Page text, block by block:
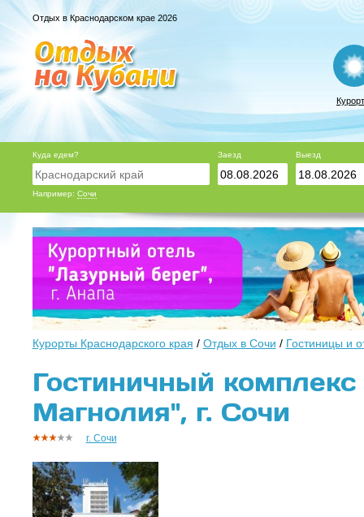
Отдых в Краснодарском крае 2026
Куда едем?
Например: Сочи
Заезд Выезд
Курорты Краснодарского края / Отдых в Сочи / Гостиницы и
Гостиничный
Магнолия", г. Сочи
г. Сочи